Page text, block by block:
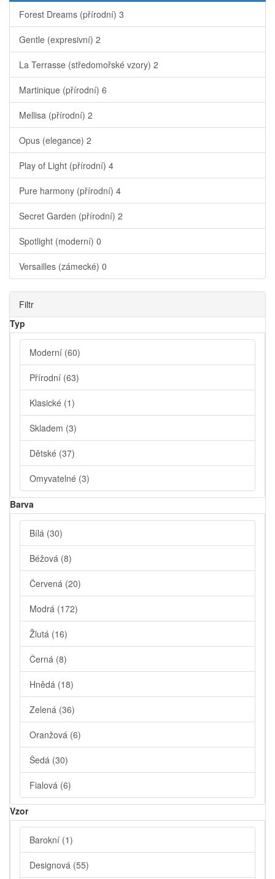
Forest Dreams (přírodní) 3
Gentle (expresivní) 2
La Terrasse (středomořské vzory) 2
Martinique (přírodní) 6
Mellisa (přírodní) 2
Opus (elegance) 2
Play of Light (přírodní) 4
Pure harmony (přírodní) 4
Secret Garden (přírodní) 2
Spotlight (moderní) 0
Versailles (zámecké) 0
Filtr
Typ
Moderní (60)
Přírodní (63)
Klasické (1)
Skladem (3)
Dětské (37)
Omyvatelné (3)
Barva
Bílá (30)
Béžová (8)
Červená (20)
Modrá (172)
Žlutá (16)
Černá (8)
Hnědá (18)
Zelená (36)
Oranžová (6)
Šedá (30)
Fialová (6)
Vzor
Barokní (1)
Designová (55)